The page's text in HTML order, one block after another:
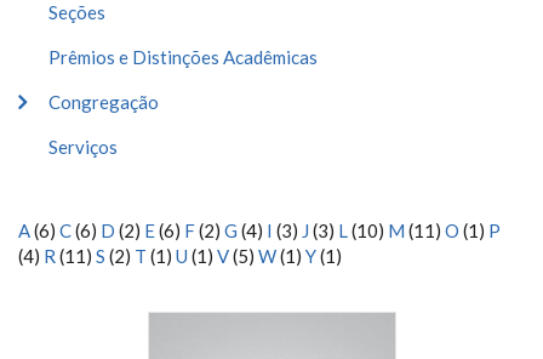
Seções
Prêmios e Distinções Acadêmicas
Congregação
Serviços
A(6) C(6) D (2) E(6) F(2) G (4) I (3) J (3) L(10) M (11) O (1) P
(4) R (11) S (2) T (1) U (1) V(5) W(1) Y(1)